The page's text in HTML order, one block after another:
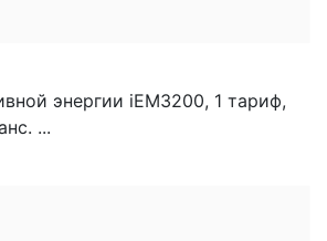
энергии iEM3200, 1 тариф,
...